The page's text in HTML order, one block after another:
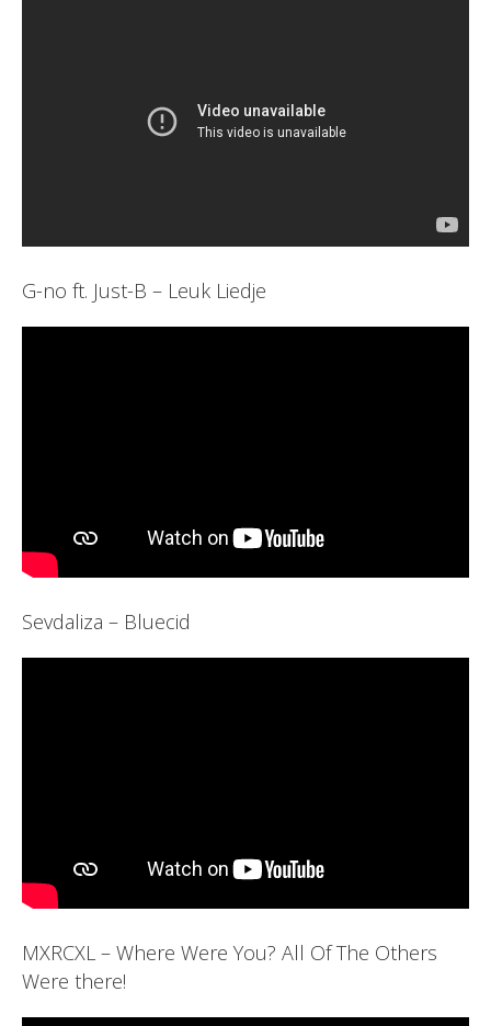
G-no ft. Just-B – Leuk Liedje
Sevdaliza – Bluecid
MXRCXL – Where Were You? All Of The Others
Were there!